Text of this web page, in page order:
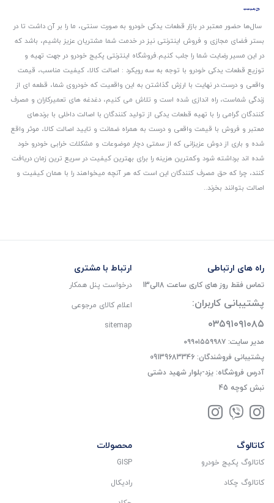
سال‌ها حضور معتبر در بازار قطعات یدکی خودرو به صورت سنتی، ما را بر آن داشت تا در
بستر فضای مجازی و فروش اینترنتی نیز در خدمت شما مشتریان عزیز باشیم، باشد که
در این مسیر رضایت شما را جلب کنیم.فروشگاه اینترنتی پکیج خودرو در جهت تهیه و
توزیع قطعات یدکی خودرو با توجه به سه رویکرد : اصالت کالا، کیفیت مناسب، قیمت
واقعی و درست.در نهایت با ارزش گذاشتن به این واقعیت که خودروی شما، قطعه ای از
زندگی شماست، راه اندازی شده است و تلاش می کنیم، دغدغه های تعمیرکاران و مصرف
کنندگان گرامی را با تهیه قطعات یدکی از تولید کنندگان با اصالت داخلی با برندهای
معتبر و فروش با قیمت واقعی و درست به همراه ضمانت و تایید اصالت کالا، موثر واقع
شده و باری از دوش عزیزانی که از سمتی دچار موضوعات و مشکلات خرابی خودرو خود
شده اند برداشته شود و‌کمترین هزینه را برای بهترین کیفیت در سریع ترین زمان دریافت
کنند، چرا که حق مصرف کنندگان این است که هر آنچه میخواهند را با همان کیفیت و
اصالت بتوانند بخرند..
راه های ارتباطی
تماس فقط روز های کاری ساعت 8الی13
پشتیبانی کاربران:
۰۳۵۹۱۰۹۱۰۸۵
مدیر سایت: ۰۹۹۰۱۵۵۹۹۸۷
پشتیبانی فروشندگان: 09139683346
آدرس فروشگاه: یزد-بلوار شهید دشتی
نبش کوچه 45
ارتباط با مشتری
درخواست پنل همکار
اعلام کالای مرجوعی
sitemap
کاتالوگ
کاتالوگ پکیج خودرو
کاتالوگ چکاد
محصولات
GISP
رادیکال